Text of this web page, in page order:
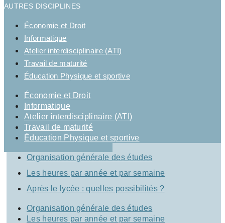
AUTRES DISCIPLINES
Économie et Droit
Informatique
Atelier interdisciplinaire (ATI)
Travail de maturité
Éducation Physique et sportive
Économie et Droit
Informatique
Atelier interdisciplinaire (ATI)
Travail de maturité
Éducation Physique et sportive
Organisation générale des études
Les heures par année et par semaine
Après le lycée : quelles possibilités ?
Organisation générale des études
Les heures par année et par semaine